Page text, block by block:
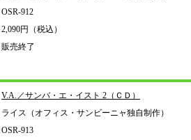
OSR-912
2,090円（税込）
販売終了
V.A.／サンバ・エ・イスト 2（ＣＤ）
ライス（オフィス・サンビーニャ独自制作）
OSR-913